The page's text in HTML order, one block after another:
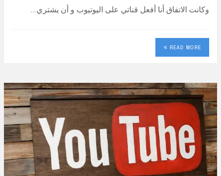
وكانت الاتفاق أنا أفعل قناتي على اليوتيوب و أن يشتري…
READ MORE